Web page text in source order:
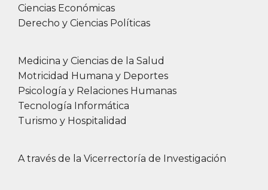
Ciencias Económicas
Derecho y Ciencias Políticas
Medicina y Ciencias de la Salud
Motricidad Humana y Deportes
Psicología y Relaciones Humanas
Tecnología Informática
Turismo y Hospitalidad
A través de la Vicerrectoría de Investigación